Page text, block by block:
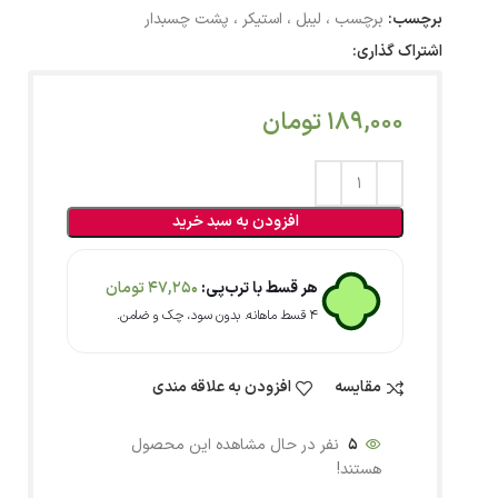
برچسب: برچسب ، لیبل ، استیکر ، پشت چسبدار
اشتراک گذاری:
189,000تومان
افزودن به سبد خرید
هر قسط با ترب‌پی: 47,250تومان
۴ قسط ماهانه. بدون سود، چک و ضامن.
مقایسه افزودن به علاقه مندی
5 نفر در حال مشاهده این محصول
هستند!